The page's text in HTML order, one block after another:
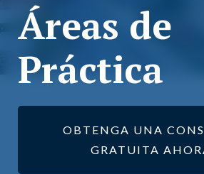
Áreas de
Práctica
OBTENGA UNA
GRATUITA